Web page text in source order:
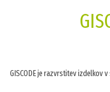
GISCODE je razvrstitev izdelkov